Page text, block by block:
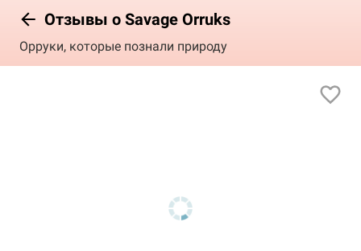
Отзывы о Savage Orruks
Орруки, которые познали природу